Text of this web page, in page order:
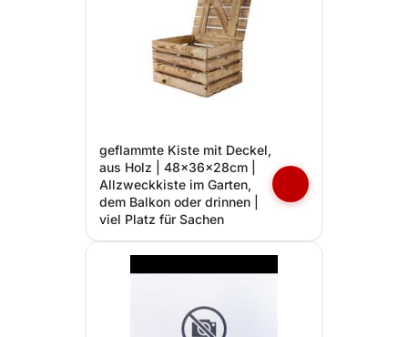
geflammte Kiste mit Deckel,
aus Holz | 48x36x28cm |
Allzweckkiste im Garten,
dem Balkon oder drinnen |
viel Platz für Sachen